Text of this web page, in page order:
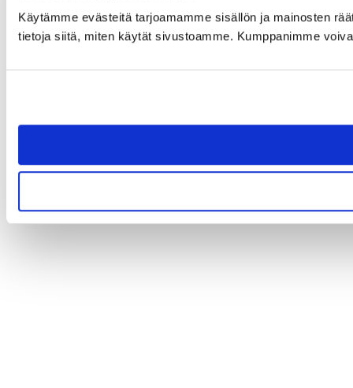
Käytämme evästeitä tarjoamamme sisällön ja mainosten
tietoja siitä, miten käytät sivustoamme. Kumppanimme